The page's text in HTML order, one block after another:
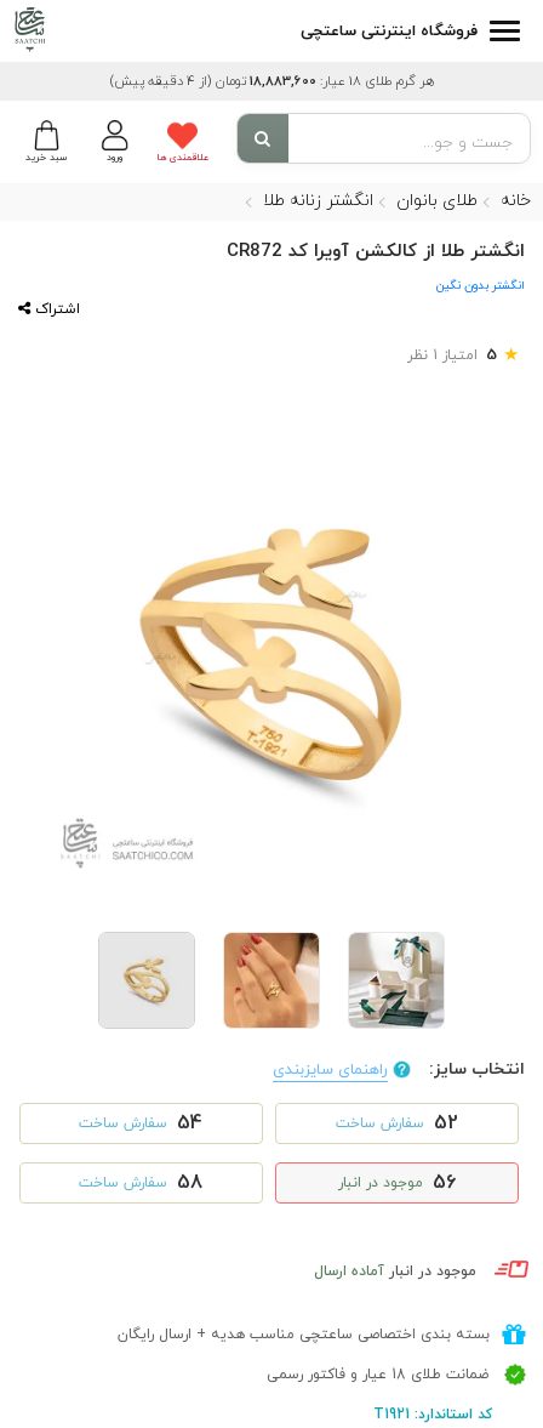
فروشگاه اینترنتی ساعتچی
هر گرم طلای 18 عیار: 18,883,600تومان (از 4 دقیقه پیش)
سبد خرید ورود علاقمندی ها
خانه طلای بانوان انگشتر زنانه طلا
انگشتر طلا از کالکشن آویرا کد CR872
انگشتر بدون نگین
اشتراک
★
5 امتیاز 1 نظر
انتخاب سایز: راهنمای سایزبندی
52 سفارش ساخت 54 سفارش ساخت
56 موجود در انبار 58 سفارش ساخت
موجود در انبار آماده ارسال
بسته بندی اختصاصی ساعتچی مناسب هدیه + ارسال رایگان
ضمانت طلای 18 عیار و فاکتور رسمی
کد استاندارد: T1921